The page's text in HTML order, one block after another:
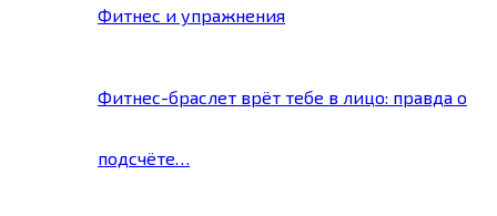
Фитнес и упражнения
Фитнес-браслет врёт тебе в лицо: правда о
подсчёте…